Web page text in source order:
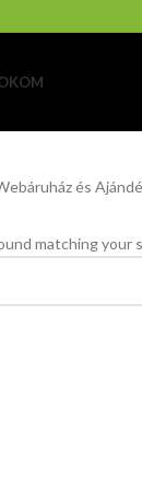
és
matching your